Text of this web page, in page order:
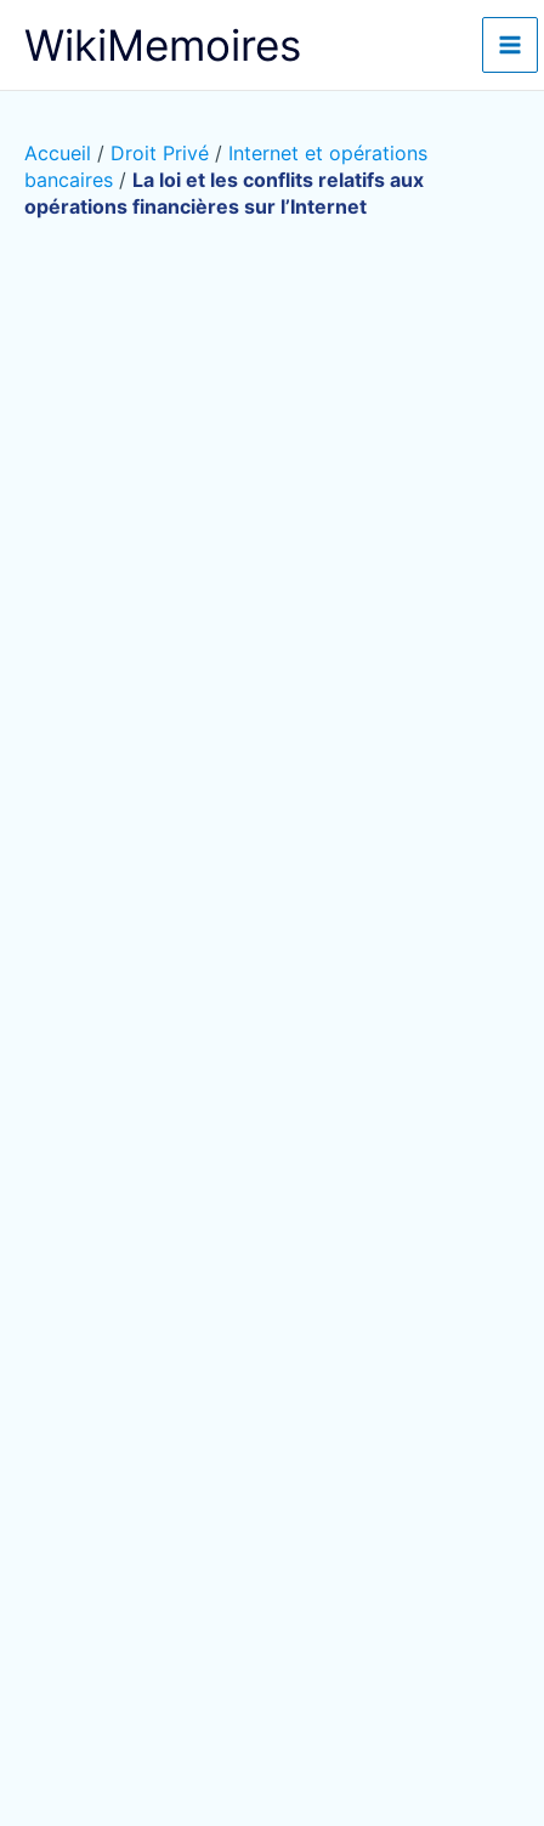
WikiMemoires
Accueil / Droit Privé / Internet et opérations
bancaires / La loi et les conflits relatifs aux
opérations financières sur l’Internet